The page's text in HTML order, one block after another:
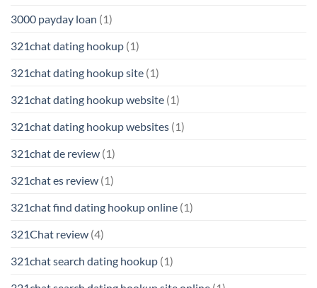
3000 payday loan (1)
321chat dating hookup (1)
321chat dating hookup site (1)
321chat dating hookup website (1)
321chat dating hookup websites (1)
321chat de review (1)
321chat es review (1)
321chat find dating hookup online (1)
321Chat review (4)
321chat search dating hookup (1)